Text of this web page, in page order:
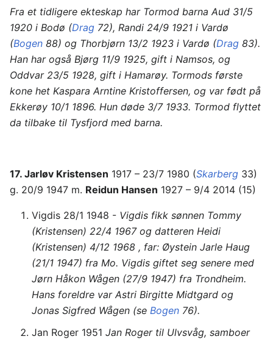
Fra et tidligere ekteskap har Tormod barna Aud 31/5
1920 i Bodø (Drag 72), Randi 24/9 1921 i Vardø
(Bogen 88) og Thorbjørn 13/2 1923 i Vardø (Drag 83).
Han har også Bjørg 11/9 1925, gift i Namsos, og
Oddvar 23/5 1928, gift i Hamarøy. Tormods første
kone het Kaspara Arntine Kristoffersen, og var født på
Ekkerøy 10/1 1896. Hun døde 3/7 1933. Tormod flyttet
da tilbake til Tysfjord med barna.
17. Jarløv Kristensen 1917 – 23/7 1980 (Skarberg 33)
g. 20/9 1947 m. Reidun Hansen 1927 – 9/4 2014 (15)
Vigdis 28/1 1948 - Vigdis fikk sønnen Tommy
(Kristensen) 22/4 1967 og datteren Heidi
(Kristensen) 4/12 1968 , far: Øystein Jarle Haug
(21/1 1947) fra Mo. Vigdis giftet seg senere med
Jørn Håkon Wågen (27/9 1947) fra Trondheim.
Hans foreldre var Astri Birgitte Midtgard og
Jonas Sigfred Wågen (se Bogen 76).
Jan Roger 1951 Jan Roger til Ulvsvåg, samboer